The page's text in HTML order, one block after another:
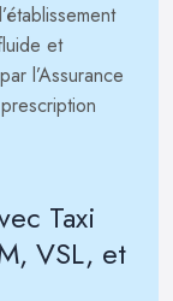
et
l’Assurance
Taxi
VSL, et